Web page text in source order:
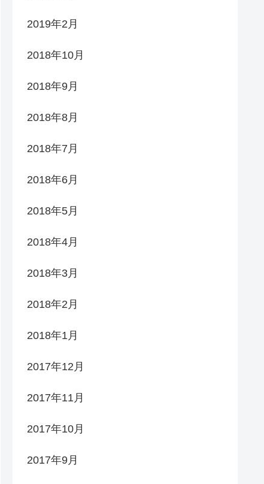
2019年2月
2018年10月
2018年9月
2018年8月
2018年7月
2018年6月
2018年5月
2018年4月
2018年3月
2018年2月
2018年1月
2017年12月
2017年11月
2017年10月
2017年9月